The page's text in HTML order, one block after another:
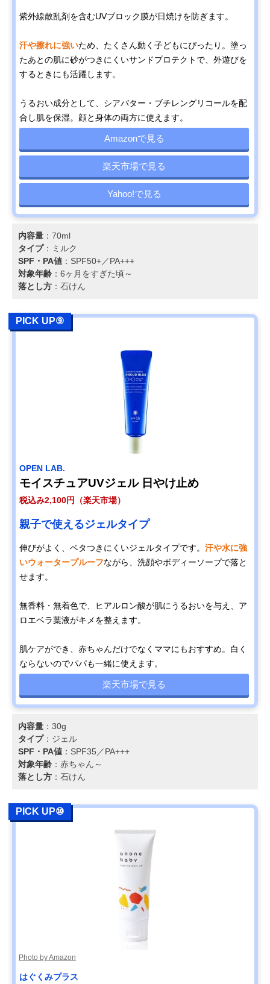
紫外線散乱剤を含むUVブロック膜が日焼けを防ぎます。
汗や擦れに強いため、たくさん動く子どもにぴったり。塗っ
たあとの肌に砂がつきにくいサンドプロテクトで、外遊びを
するときにも活躍します。
うるおい成分として、シアバター・ブチレングリコールを配
合し肌を保湿。顔と身体の両方に使えます。
Amazonで見る
楽天市場で見る
Yahoo!で見る
内容量 ：70ml
タイプ：ミルク
SPF・PA値 ：SPF50+／PA+++
対象年齢 ：6ヶ月をすぎた頃～
落とし方 ：石けん
PICK UP⑨
OPEN LAB.
モイスチュアUVジェル 日やけ止め
税込み2,100円（楽天市場）
親子で使えるジェルタイプ
伸びがよく、ベタつきにくいジェルタイプです。 汗や水に強
いウォータープルーフながら、洗顔やボディーソープで落と
せます。
無香料・無着色で、ヒアルロン酸が肌にうるおいを与え、ア
ロエベラ葉液がキメを整えます。
肌ケアができ、赤ちゃんだけでなくママにもおすすめ。白く
ならないのでパパも一緒に使えます。
楽天市場で見る
内容量 ：30g
タイプ：ジェル
SPF・PA値 ：SPF35／PA+++
対象年齢 ：赤ちゃん～
落とし方 ：石けん
PICK UP⑩
Photo by Amazon
はぐくみプラス